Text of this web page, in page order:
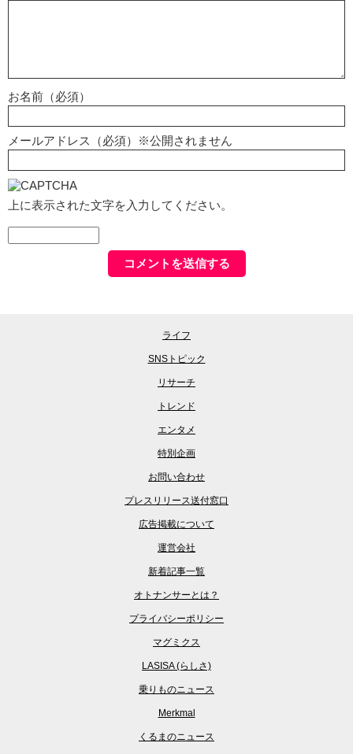
お名前（必須）
メールアドレス（必須）※公開されません
上に表示された文字を入力してください。
ライフ
SNSトピック
リサーチ
トレンド
エンタメ
特別企画
お問い合わせ
プレスリリース送付窓口
広告掲載について
運営会社
新着記事一覧
オトナンサーとは？
プライバシーポリシー
マグミクス
LASISA (らしさ)
乗りものニュース
Merkmal
くるまのニュース